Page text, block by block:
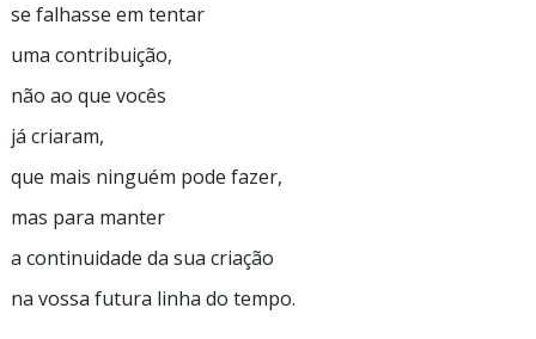
se falhasse em tentar
uma contribuição,
não ao que vocês
já criaram,
que mais ninguém pode fazer,
mas para manter
a continuidade da sua criação
na vossa futura linha do tempo.